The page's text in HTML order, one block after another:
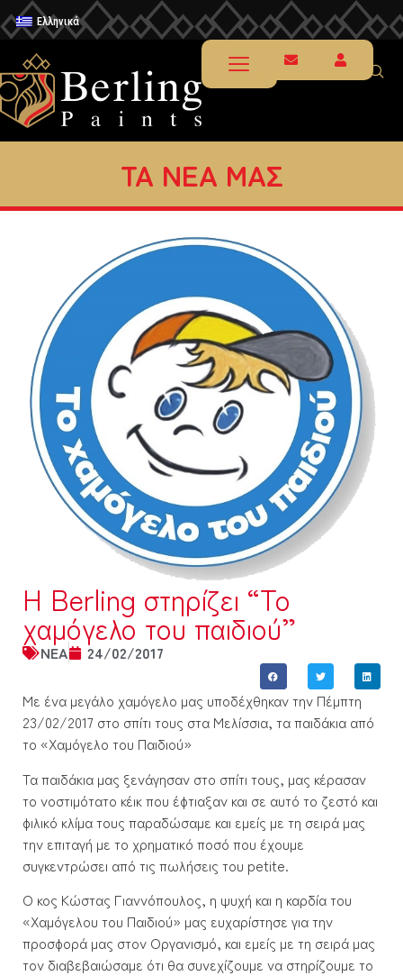
Ελληνικά
ΤΑ ΝΕΑ ΜΑΣ
Η Berling στηρίζει “Το
χαμόγελο του παιδιού”
NEA 24/02/2017
Με ένα μεγάλο χαμόγελο μας υποδέχθηκαν την Πέμπτη
23/02/2017 στο σπίτι τους στα Μελίσσια, τα παιδάκια από
το «Χαμόγελο του Παιδιού»
Τα παιδάκια μας ξενάγησαν στο σπίτι τους, μας κέρασαν
το νοστιμότατο κέικ που έφτιαξαν και σε αυτό το ζεστό και
φιλικό κλίμα τους παραδώσαμε και εμείς με τη σειρά μας
την επιταγή με το χρηματικό ποσό που έχουμε
συγκεντρώσει από τις πωλήσεις του petite.
Ο κος Κώστας Γιαννόπουλος, η ψυχή και η καρδία του
«Χαμόγελου του Παιδιού» μας ευχαρίστησε για την
προσφορά μας στον Οργανισμό, και εμείς με τη σειρά μας
τον διαβεβαιώσαμε ότι θα συνεχίζουμε να στηρίζουμε το